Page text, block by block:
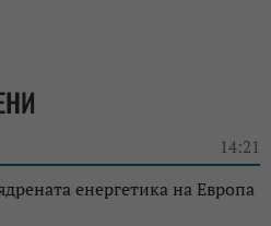
14:21
енергетика на Европа